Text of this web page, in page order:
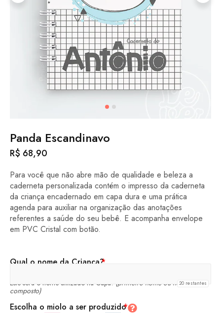
Panda Escandinavo
R$ 68,90
Para você que não abre mão de qualidade e beleza a
caderneta personalizada contém o impresso da caderneta
da criança encadernado em capa dura e uma prática
agenda para auxiliar na organização das anotações
referentes a saúde do seu bebê. E acompanha envelope
em PVC Cristal com botão.
*
Qual o nome da Criança?
Este será o nome utilizado na Capa! (primeiro nome ou nome
composto)
20 restantes
*
Escolha o miolo a ser produzido